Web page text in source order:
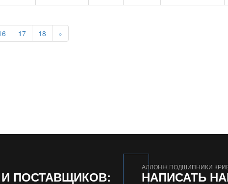
17 18 »
ПОСТАВЩИКОВ:
АЛЛОНЖ ПОДШИПНИКИ
НАПИСАТЬ